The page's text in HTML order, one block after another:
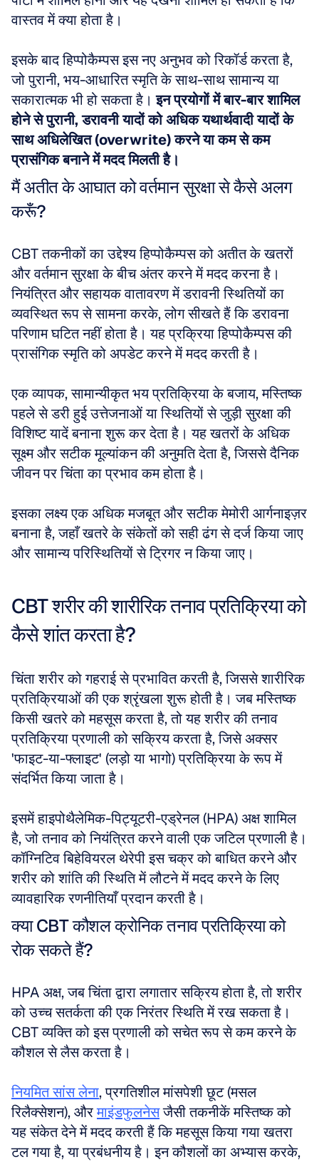
वास्तव में क्या होता है।
इसके बाद हिप्पोकैम्पस इस नए अनुभव को रिकॉर्ड करता है,
जो पुरानी, भय-आधारित स्मृति के साथ-साथ सामान्य या
सकारात्मक भी हो सकता है। इन प्रयोगों में बार-बार शामिल
होने से पुरानी, डरावनी यादों को अधिक यथार्थवादी यादों के
साथ अधिलेखित (overwrite) करने या कम से कम
प्रासंगिक बनाने में मदद मिलती है।
मैं अतीत के आघात को वर्तमान सुरक्षा से कैसे अलग
करूँ?
CBT तकनीकों का उद्देश्य हिप्पोकैम्पस को अतीत के खतरों
और वर्तमान सुरक्षा के बीच अंतर करने में मदद करना है।
नियंत्रित और सहायक वातावरण में डरावनी स्थितियों का
व्यवस्थित रूप से सामना करके, लोग सीखते हैं कि डरावना
परिणाम घटित नहीं होता है। यह प्रक्रिया हिप्पोकैम्पस की
प्रासंगिक स्मृति को अपडेट करने में मदद करती है।
एक व्यापक, सामान्यीकृत भय प्रतिक्रिया के बजाय, मस्तिष्क
पहले से डरी हुई उत्तेजनाओं या स्थितियों से जुड़ी सुरक्षा की
विशिष्ट यादें बनाना शुरू कर देता है। यह खतरों के अधिक
सूक्ष्म और सटीक मूल्यांकन की अनुमति देता है, जिससे दैनिक
जीवन पर चिंता का प्रभाव कम होता है।
इसका लक्ष्य एक अधिक मजबूत और सटीक मेमोरी आर्गनाइज़र
बनाना है, जहाँ खतरे के संकेतों को सही ढंग से दर्ज किया जाए
और सामान्य परिस्थितियों से ट्रिगर न किया जाए।
CBT शरीर की शारीरिक तनाव प्रतिक्रिया को
कैसे शांत करता है?
चिंता शरीर को गहराई से प्रभावित करती है, जिससे शारीरिक
प्रतिक्रियाओं की एक श्रृंखला शुरू होती है। जब मस्तिष्क
किसी खतरे को महसूस करता है, तो यह शरीर की तनाव
प्रतिक्रिया प्रणाली को सक्रिय करता है, जिसे अक्सर
'फाइट-या-फ्लाइट' (लड़ो या भागो) प्रतिक्रिया के रूप में
संदर्भित किया जाता है।
इसमें हाइपोथैलेमिक-पिट्यूटरी-एड्रेनल (HPA) अक्ष शामिल
है, जो तनाव को नियंत्रित करने वाली एक जटिल प्रणाली है।
कॉग्निटिव बिहेवियरल थेरेपी इस चक्र को बाधित करने और
शरीर को शांति की स्थिति में लौटने में मदद करने के लिए
व्यावहारिक रणनीतियाँ प्रदान करती है।
क्या CBT कौशल क्रोनिक तनाव प्रतिक्रिया को
रोक सकते हैं?
HPA अक्ष, जब चिंता द्वारा लगातार सक्रिय होता है, तो शरीर
को उच्च सतर्कता की एक निरंतर स्थिति में रख सकता है।
CBT व्यक्ति को इस प्रणाली को सचेत रूप से कम करने के
कौशल से लैस करता है।
नियमित सांस लेना, प्रगतिशील मांसपेशी छूट (मसल
रिलैक्सेशन), और माइंडफुलनेस जैसी तकनीकें मस्तिष्क को
यह संकेत देने में मदद करती हैं कि महसूस किया गया खतरा
टल गया है, या प्रबंधनीय है। इन कौशलों का अभ्यास करके,